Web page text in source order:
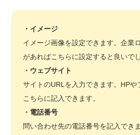
・イメージ
イメージ画像を設定できます。企業
があればこちらに設定すると良いでし
・ ウェブサイト
サイトのURLを入力できます。HPや
こちらに記入できます。
・ 電話番号
問い合わせ先の電話番号を記入できま